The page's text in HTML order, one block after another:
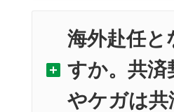
海外赴任と
すか。共済
やケガは共